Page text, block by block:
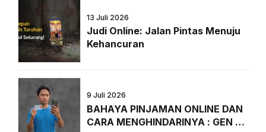
13 Juli 2026
Judi Online: Jalan Pintas Menuju
Kehancuran
9 Juli 2026
BAHAYA PINJAMAN ONLINE DAN
CARA MENGHINDARINYA : GEN Z